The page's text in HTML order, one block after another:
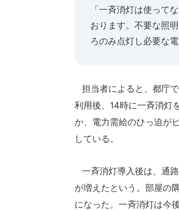
「一斉消灯は使って
おります。不要な照
ろのみ点灯し必要な
担当者によると、都庁
利用後、14時に一斉消灯
か、電力需給のひっ迫が
している。
一斉消灯導入後は、通
が増えたという。部屋の
になった。一斉消灯は今